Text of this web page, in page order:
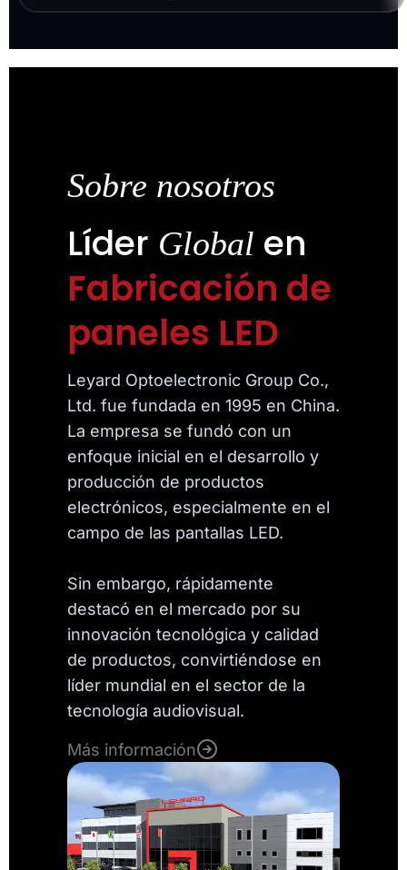
Sobre nosotros
Líder Global en
Fabricación de
paneles LED
Leyard Optoelectronic Group Co.,
Ltd. fue fundada en 1995 en China.
La empresa se fundó con un
enfoque inicial en el desarrollo y
producción de productos
electrónicos, especialmente en el
campo de las pantallas LED.
Sin embargo, rápidamente
destacó en el mercado por su
innovación tecnológica y calidad
de productos, convirtiéndose en
líder mundial en el sector de la
tecnología audiovisual.
Más información